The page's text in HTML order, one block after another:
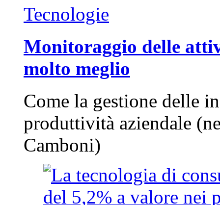
Tecnologie
Monitoraggio delle
molto meglio
Come la gestione delle
produttività aziendale
Camboni)